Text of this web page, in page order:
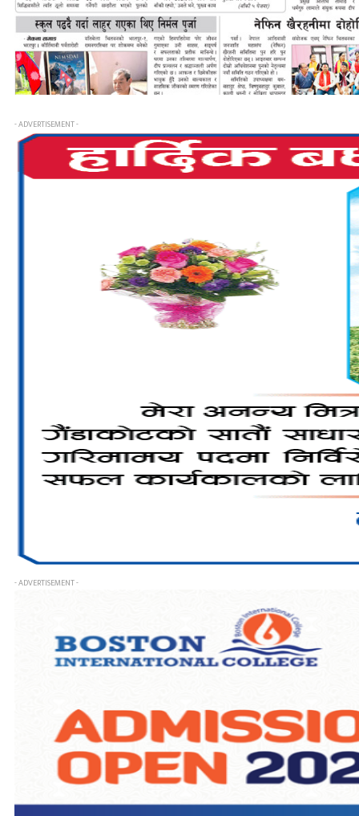
- ADVERTISEMENT -
- ADVERTISEMENT -